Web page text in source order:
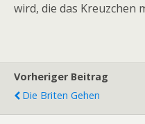
wird, die das Kreuzchen
Vorheriger Beitrag
Die Briten Gehen